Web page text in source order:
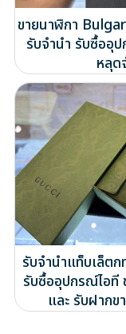
ขายนาฬิกา
รับจำนำ รับซื้ออุ
หลุด
รับจำนำแท็บเล็ต
รับซื้ออุปกรณ์ไอที
และ รับฝาก